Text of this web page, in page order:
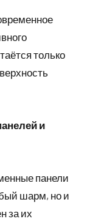
только
и
панели
шарм, но и
за их